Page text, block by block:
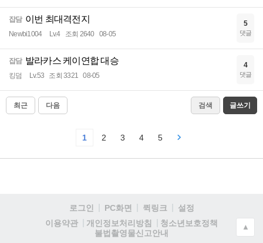
잡담 이번 최대격전지
Newbi1004 Lv.4 조회 2640 08-05
5
댓글
잡담 발라카스 케이연합 대승
킹덤 Lv.53 조회 3321 08-05
4
댓글
최근 다음 검색 글쓰기
1 2 3 4 5
로그인 PC화면 퀵링크
설정
이용약관
개인정보처리방침
청소년보호정책
불법촬영물신고안내
▲